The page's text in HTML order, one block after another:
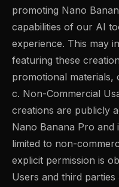
promoting Nano
capabilities of our AI
experience. This may
featuring these
promotional materials,
c. Non-Commercial
creations are publicly
Nano Banana Pro and
limited to non-
explicit permission is
Users and third